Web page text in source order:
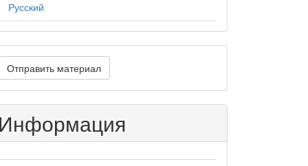
Русский
Отправить материал
Информация